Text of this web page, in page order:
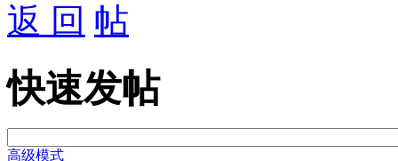
返 回
快速发帖
高级模式